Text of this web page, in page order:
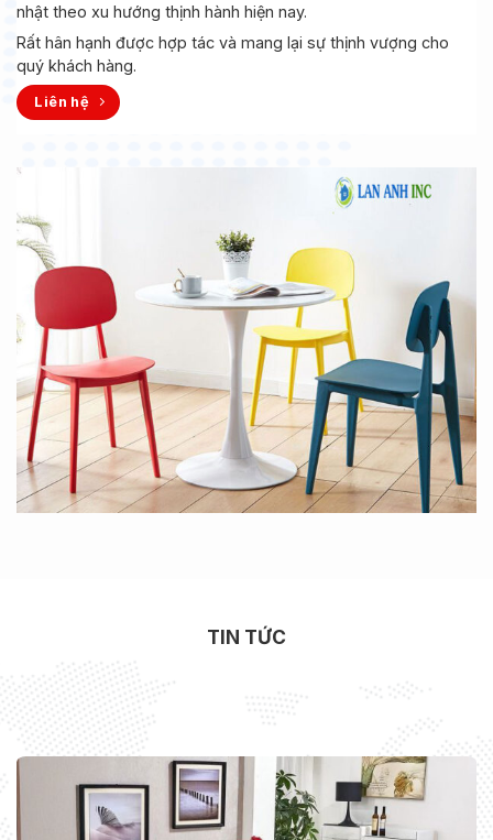
nhật theo xu hướng thịnh hành hiện nay.
Rất hân hạnh được hợp tác và mang lại sự thịnh vượng cho
quý khách hàng.
Liên hệ
TIN TỨC